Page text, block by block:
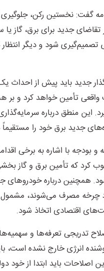
گفت: نخستین رکن،
جدید برای برق، گاز یا
شود و دیگر انتظار
جدید باید پیش از احداث
واقعی تأمین خواهد کرد و
این منطق درباره
جدید برق خود را مستقیماً
و بودجه با اشاره به برخی
کرد که تأمین برق و گاز
همچنین درباره خودروهای
چرخه مصرف می‌شوند، مشمول
اقتصادی اتخاذ شود.
تدریجی تعرفه‌ها و
انرژی خارج نشده است،
اصلاحات باید ابتدا از خود